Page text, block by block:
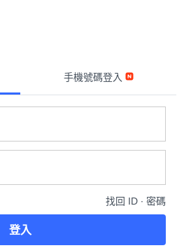
手機號碼登入
找回 ID ∙ 密碼
登入